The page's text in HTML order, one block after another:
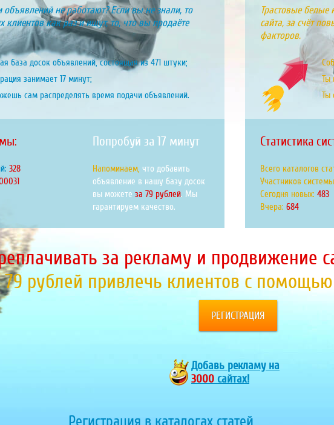
объявлений не работают? Если вы не знали, то
клиентов как раз и ищут, то, что вы продаёте
база досок объявлений, состоящая из 471 штуки;
занимает 17 минут;
сам распределять время подачи объявлений.
399
Попробуй за 17 минут
Напоминаем, что добавить
объявление в нашу базу досок
вы можете за 79 рублей. Мы
гарантируем качество.
Трастовые белые
сайта, за счёт
факторов.
Ты
Ты
Статистика
Всего каталогов
Участников
Сегодня новых: 586
Вчера: 831
за рекламу и продвижение
79 рублей привлечь клиентов с
РЕГИСТРАЦИЯ
Добавь рекламу на
3000 сайтах!
Регистрация в каталогах статей